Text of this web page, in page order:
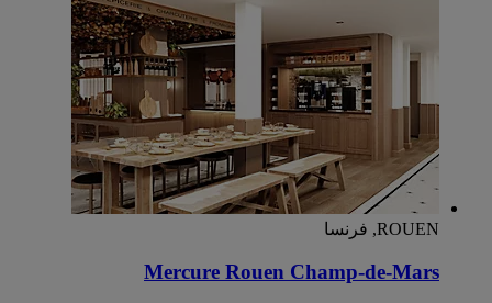
ROUEN, فرنسا
Mercure Rouen Champ-de-Mars